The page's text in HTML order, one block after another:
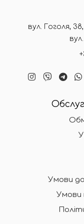
вул. Гоголя,
Умови
Умови